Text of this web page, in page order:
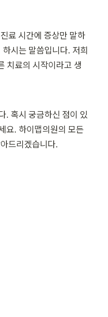
료 시간에 증상만 말하
시는 말씀입니다. 저희
치료의 시작이라고 생
. 혹시 궁금하신 점이 있
요. 하이맵의원의 모든
드리겠습니다.